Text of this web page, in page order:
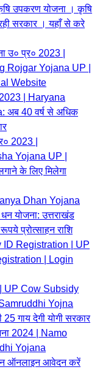
उपकरण योजना । कृषि
सरकार । यहाँ से करे
उ० प्र० 2023 |
Rojgar Yojana UP |
Website
2023 | Haryana
अब 40 वर्ष से अधिक
2023 |
Yojana UP |
के लिए मिलेगा
Dhan Yojana
योजना: उत्तराखंड
प्रोत्साहन राशि
ID Registration | UP
| Login
UP Cow Subsidy
Yojna
गाय देगी योगी सरकार
2024 | Namo
Yojana
ऑनलाइन आवेदन करें